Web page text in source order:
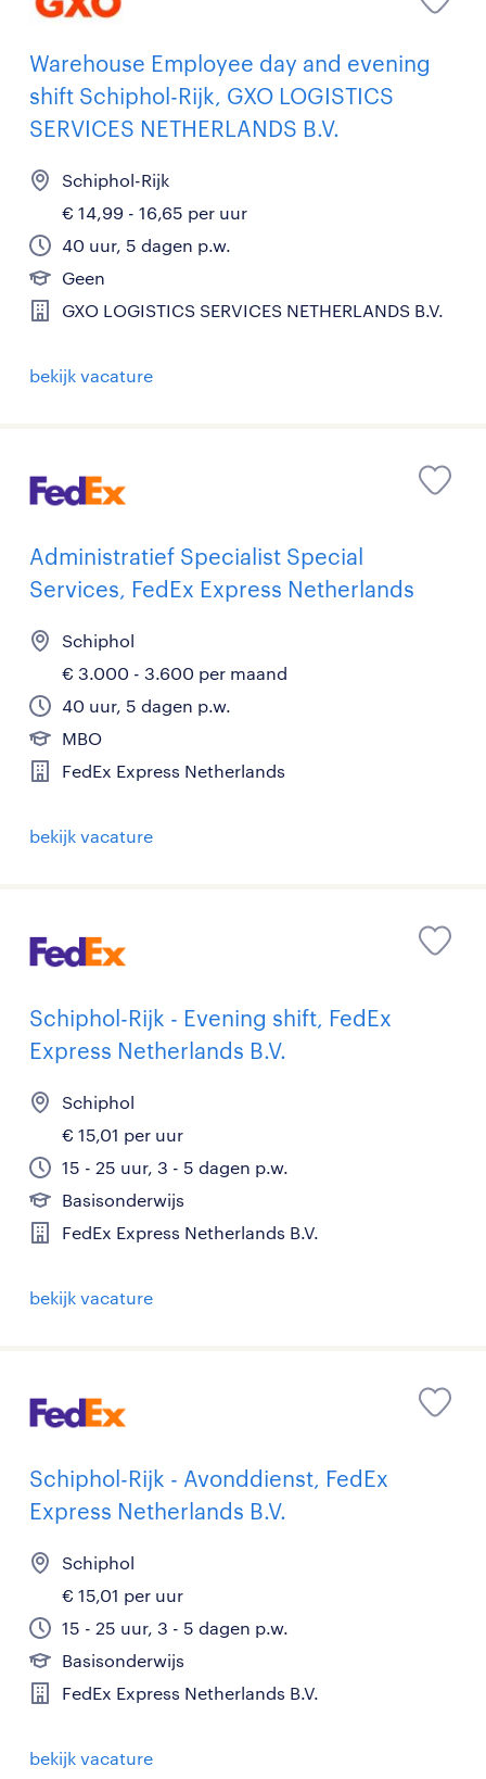
Warehouse Employee day and evening
shift Schiphol-Rijk, GXO LOGISTICS
SERVICES NETHERLANDS B.V.
Schiphol-Rijk
€ 14,99 - 16,65 per uur
40 uur, 5 dagen p.w.
Geen
GXO LOGISTICS SERVICES NETHERLANDS B.V.
bekijk vacature
Administratief Specialist Special
Services, FedEx Express Netherlands
Schiphol
€ 3.000 - 3.600 per maand
40 uur, 5 dagen p.w.
MBO
FedEx Express Netherlands
bekijk vacature
Schiphol-Rijk - Evening shift, FedEx
Express Netherlands B.V.
Schiphol
€ 15,01 per uur
15 - 25 uur, 3 - 5 dagen p.w.
Basisonderwijs
FedEx Express Netherlands B.V.
bekijk vacature
Schiphol-Rijk - Avonddienst, FedEx
Express Netherlands B.V.
Schiphol
€ 15,01 per uur
15 - 25 uur, 3 - 5 dagen p.w.
Basisonderwijs
FedEx Express Netherlands B.V.
bekijk vacature